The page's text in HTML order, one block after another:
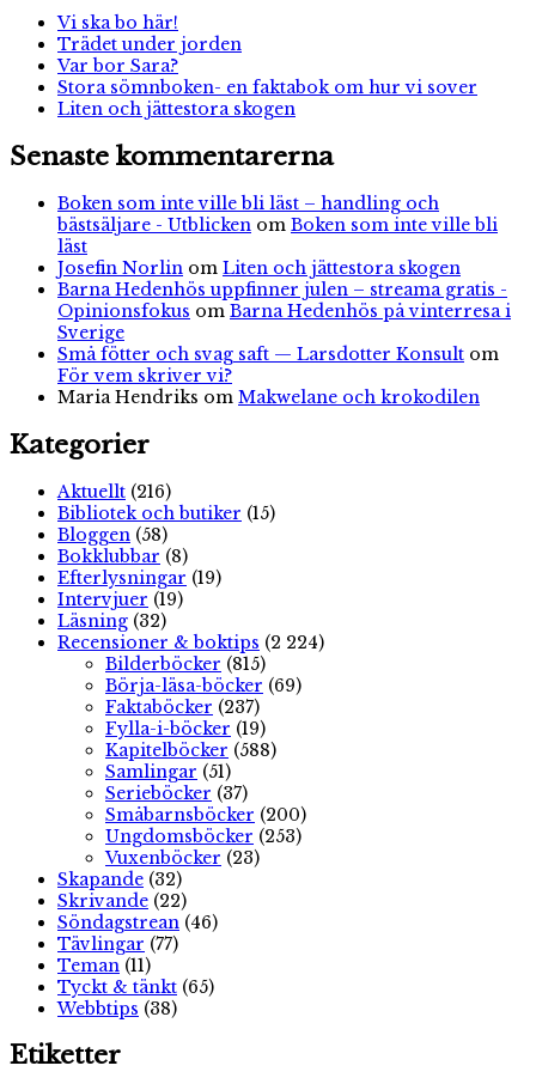
Vi ska bo här!
Trädet under jorden
Var bor Sara?
Stora sömnboken- en faktabok om hur vi sover
Liten och jättestora skogen
Senaste kommentarerna
Boken som inte ville bli läst – handling och
bästsäljare - Utblicken om Boken som inte ville bli
läst
Josefin Norlin om Liten och jättestora skogen
Barna Hedenhös uppfinner julen – streama gratis -
Opinionsfokus om Barna Hedenhös på vinterresa i
Sverige
Små fötter och svag saft — Larsdotter Konsult om
För vem skriver vi?
Maria Hendriks om Makwelane och krokodilen
Kategorier
Aktuellt (216)
Bibliotek och butiker (15)
Bloggen (58)
Bokklubbar (8)
Efterlysningar (19)
Intervjuer (19)
Läsning (32)
Recensioner & boktips (2 224)
Bilderböcker (815)
Börja-läsa-böcker (69)
Faktaböcker (237)
Fylla-i-böcker (19)
Kapitelböcker (588)
Samlingar (51)
Serieböcker (37)
Småbarnsböcker (200)
Ungdomsböcker (253)
Vuxenböcker (23)
Skapande (32)
Skrivande (22)
Söndagstrean (46)
Tävlingar (77)
Teman (11)
Tyckt & tänkt (65)
Webbtips (38)
Etiketter